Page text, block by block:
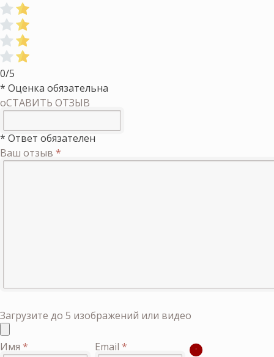
0/5
* Оценка обязательна
оСТАВИТЬ ОТЗЫВ
* Ответ обязателен
Ваш отзыв *
Загрузите до 5 изображений или видео
Имя * Email *